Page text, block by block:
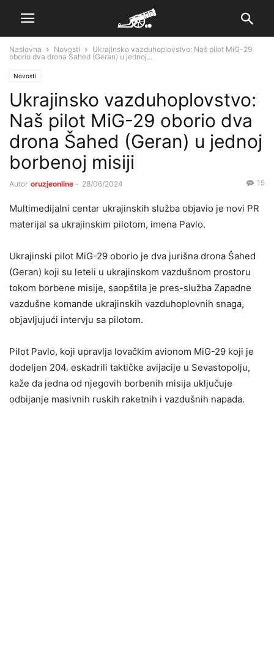
Naslovna Novosti
Ukrajinsko vazduhoplovstvo: Naš pilot MiG-29
oborio dva drona Šahed (Geran) u jednoj...
Novosti
Ukrajinsko vazduhoplovstvo:
Naš pilot MiG-29 oborio dva
drona Šahed (Geran) u jednoj
borbenoj misiji
Autor oruzjeonline - 28/06/2024 15
Multimedijalni centar ukrajinskih služba objavio je novi PR
materijal sa ukrajinskim pilotom, imena Pavlo.
Ukrajinski pilot MiG-29 oborio je dva jurišna drona Šahed
(Geran) koji su leteli u ukrajinskom vazdušnom prostoru
tokom borbene misije, saopštila je pres-služba Zapadne
vazdušne komande ukrajinskih vazduhoplovnih snaga,
objavljujući intervju sa pilotom.
Pilot Pavlo, koji upravlja lovačkim avionom MiG-29 koji je
dodeljen 204. eskadrili taktičke avijacije u Sevastopolju,
kaže da jedna od njegovih borbenih misija uključuje
odbijanje masivnih ruskih raketnih i vazdušnih napada.